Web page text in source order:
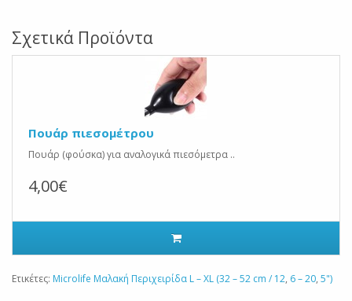
Σχετικά Προϊόντα
Πουάρ πιεσομέτρου
Πουάρ (φούσκα) για αναλογικά πιεσόμετρα ..
4,00€
Ετικέτες: Microlife Μαλακή Περιχειρίδα L – XL (32 – 52 cm / 12, 6 – 20, 5")